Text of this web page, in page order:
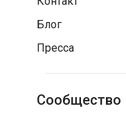
Блог
Пресса
Сообщество